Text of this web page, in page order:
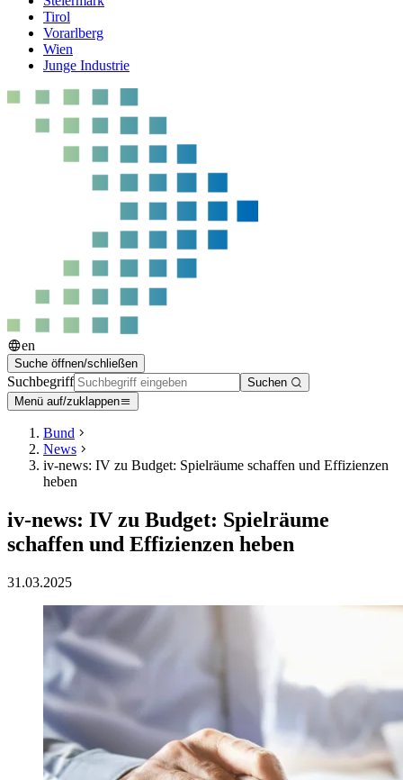
Tirol
Vorarlberg
Wien
Junge Industrie
en
Suche öffnen/schließen
Suchbegriff
Suchen
Menü auf/zuklappen
Bund
News
iv-news: IV zu Budget: Spielräume schaffen und Effizienzen
heben
iv-news: IV zu Budget: Spielräume
schaffen und Effizienzen heben
31.03.2025